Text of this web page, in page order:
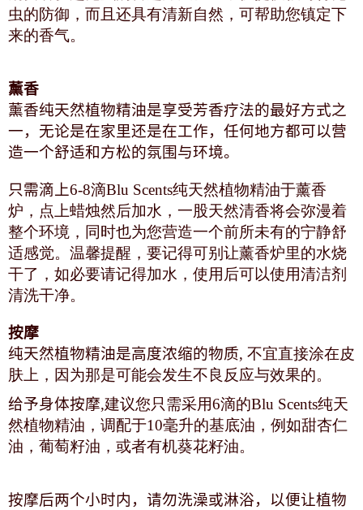
虫的防御，而且还具有清新自然，可帮助您镇定下
来的香气。
薰香
薰香纯天然植物精油是享受芳香疗法的最好方式之
一，无论是在家里还是在工作，任何地方都可以营
造一个舒适和方松的氛围与环境。
只需滴上6-8滴Blu Scents纯天然植物精油于薰香
炉，点上蜡烛然后加水，一股天然清香将会弥漫着
整个环境，同时也为您营造一个前所未有的宁静舒
适感觉。温馨提醒，要记得可别让薰香炉里的水烧
干了，如必要请记得加水，使用后可以使用清洁剂
清洗干净。
按摩
纯天然植物精油是高度浓缩的物质, 不宜直接涂在皮
肤上，因为那是可能会发生不良反应与效果的。
给予身体按摩,建议您只需采用6滴的Blu Scents纯天
然植物精油，调配于10毫升的基底油，例如甜杏仁
油，葡萄籽油，或者有机葵花籽油。
按摩后两个小时内，请勿洗澡或淋浴，以便让植物